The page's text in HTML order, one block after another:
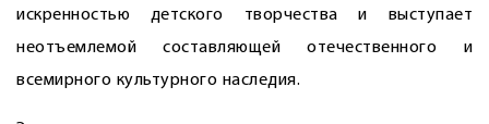
искренностью детского творчества и выступает
неотъемлемой составляющей отечественного и
всемирного культурного наследия.